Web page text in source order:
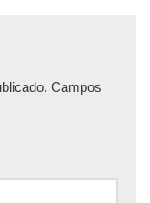
Campos